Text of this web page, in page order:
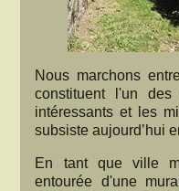
Nous marchons
constituent l'un
intéressants et les
subsiste aujourd’hui
En tant que ville
entourée d'une